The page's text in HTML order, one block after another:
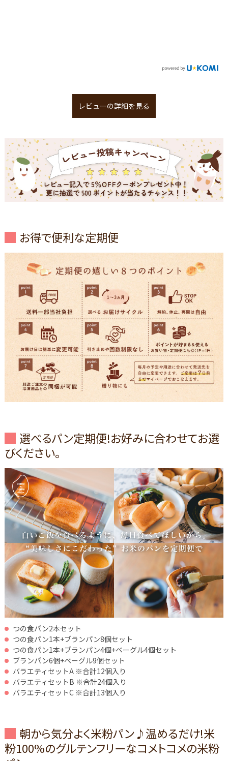
レビューの詳細を見る
お得で便利な定期便
選べるパン定期便!お好みに合わせてお選
びください。
つの食パン2本セット
つの食パン1本+ブランパン8個セット
つの食パン1本+ブランパン4個+ベーグル4個セット
ブランパン6個+ベーグル9個セット
バラエティセットA ※合計12個入り
バラエティセットB ※合計24個入り
バラエティセットC ※合計13個入り
朝から気分よく米粉パン♪温めるだけ!米
粉100%のグルテンフリーなコメトコメの米粉